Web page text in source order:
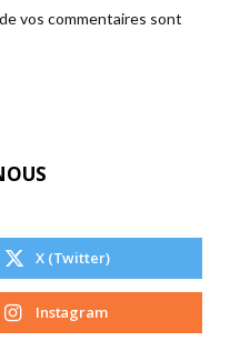
vos commentaires sont
X (Twitter)
Instagram